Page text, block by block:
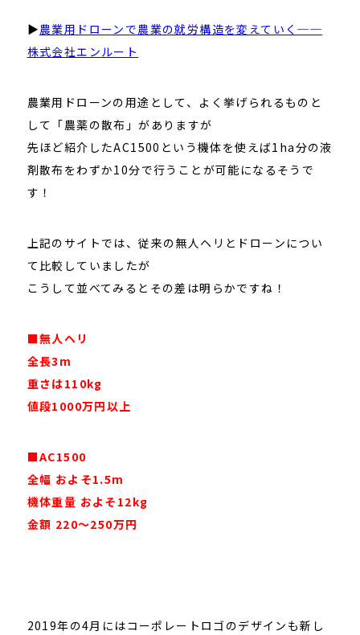
▶農業用ドローンで農業の就労構造を変えていく──
株式会社エンルート
農業用ドローンの用途として、よく挙げられるものと
して「農薬の散布」がありますが
先ほど紹介したAC1500という機体を使えば1ha分の液
剤散布をわずか10分で行うことが可能になるそうで
す！
上記のサイトでは、従来の無人ヘリとドローンについ
て比較していましたが
こうして並べてみるとその差は明らかですね！
■無人ヘリ
全長3m
重さは110kg
値段1000万円以上
■AC1500
全幅 およそ1.5m
機体重量 およそ12kg
金額 220～250万円
2019年の4月にはコーポレートロゴのデザインも新し